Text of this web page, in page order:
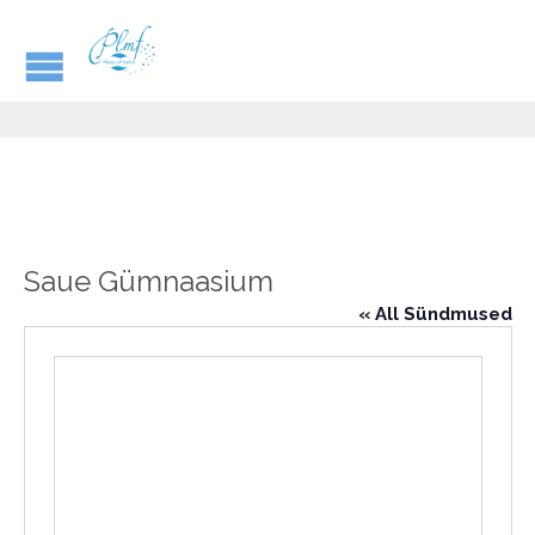
Saue Gümnaasium
« All Sündmused